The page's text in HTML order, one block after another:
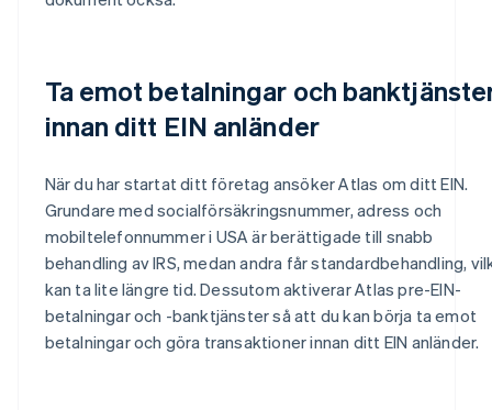
Ta emot betalningar och
innan ditt EIN anländer
När du har startat ditt företag ansöker Atlas om ditt EIN.
Grundare med socialförsäkringsnummer, adress och
mobiltelefonnummer i USA är berättigade till snabb
behandling av IRS, medan andra får standardbehandling,
kan ta lite längre tid. Dessutom aktiverar Atlas pre-EIN-
betalningar och -banktjänster så att du kan börja ta emot
betalningar och göra transaktioner innan ditt EIN anländer.